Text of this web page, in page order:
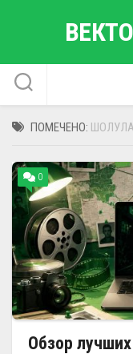
ПОМЕЧЕНО:
0
Обзор